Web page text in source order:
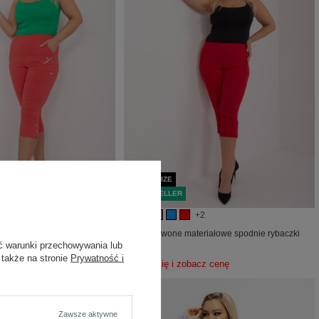
cenę
PLUS SIZE
BESTSELLER
+2
Hurt Czerwone materiałowe spodnie rybaczki
Zaloguj się i zobacz cenę
warunki przechowywania lub
na stronie Prywatność i
Zawsze aktywne